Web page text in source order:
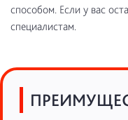
способом. Если у вас
специалистам.